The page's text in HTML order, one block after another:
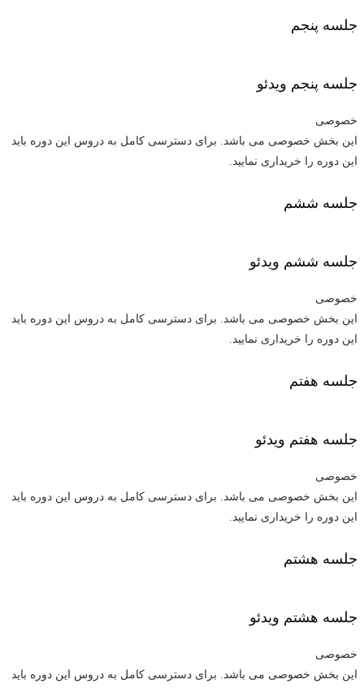
جلسه پنجم
جلسه پنجم ویدئو
خصوصی
این بخش خصوصی می باشد. برای دسترسی کامل به دروس این دوره باید
این دوره را خریداری نمایید.
جلسه ششم
جلسه ششم ویدئو
خصوصی
این بخش خصوصی می باشد. برای دسترسی کامل به دروس این دوره باید
این دوره را خریداری نمایید.
جلسه هفتم
جلسه هفتم ویدئو
خصوصی
این بخش خصوصی می باشد. برای دسترسی کامل به دروس این دوره باید
این دوره را خریداری نمایید.
جلسه هشتم
جلسه هشتم ویدئو
خصوصی
این بخش خصوصی می باشد. برای دسترسی کامل به دروس این دوره باید